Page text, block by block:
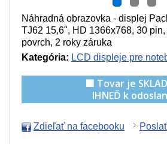
Náhradná obrazovka - displej
TJ62 15,6", HD 1366x768, 30
povrch, 2 roky záruka
Kategória: LCD displeje pre
🟩 Tovar je
IHNEĎ k
Zdieľať na facebooku